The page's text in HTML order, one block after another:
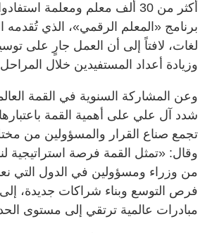
أكثر من 30 ألف معلم ومعلمة
برنامج «المعلم الرقمي»، الذي تُقدمه
لغات، لافتاً إلى أن العمل جارٍ على
وزيادة أعداد المستفيدين خلال المراحل
وعن المشاركة السنوية في القمة
شدد آل علي على أهمية القمة
تجمع صناع القرار والمسؤولين من
وقال: «تمثل القمة فرصة استراتيجية لنا
من وزراء ومسؤولين في الدول التي
فرص التوسع وبناء شراكات جديدة،
مبادرات عالمية ترتقي إلى مستوى